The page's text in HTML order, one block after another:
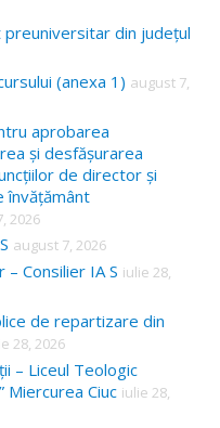
preuniversitar din județul
(anexa 1) august 7,
aprobarea
și desfășurarea
de director și
învățământ
2026
august 7, 2026
Consilier IA S iulie 28,
de repartizare din
28, 2026
– Liceul Teologic
Miercurea Ciuc iulie 28,